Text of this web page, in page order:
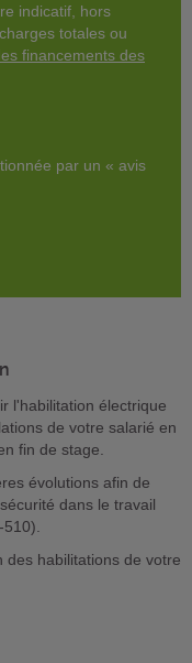
indicatif, hors
totales ou
financements des
par un « avis
l'habilitation électrique
de votre salarié en
fin de stage.
évolutions afin de
dans le travail
des habilitations de votre